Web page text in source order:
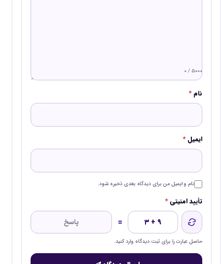
۰ / ۵۰۰۰
نام*
ایمیل*
نام و ایمیل من برای دیدگاه بعدی ذخیره شود.
تأیید امنیتی*
۳ + ۹ =
حاصل عبارت را برای ثبت دیدگاه وارد کنید.